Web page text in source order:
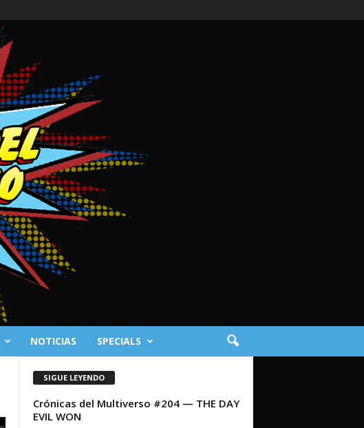
NOTICIAS SPECIALS
SIGUE LEYENDO
Crónicas del Multiverso #204 — THE DAY
EVIL WON